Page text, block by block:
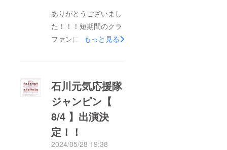
す。ぜひぜひ、ご覧に
なってください。何度
でも見たくなる書道展
パフォーマンスが行わ
れました。会場は小松
空港。沢山の方に観に
来ていただきました。
ありがとうございま
す！万美さんはまるで
ありがとうございまし
た！！！短期間のクラ
ファンにも関わらず、
ができました！また、
その後のネクストゴー
ルについても、大幅に
更新することができま
した！皆さんが想像し
もっと見る
石川元気応援隊
ジャンピン【
8/4 】出演決
定！！
2024/05/28 19:38